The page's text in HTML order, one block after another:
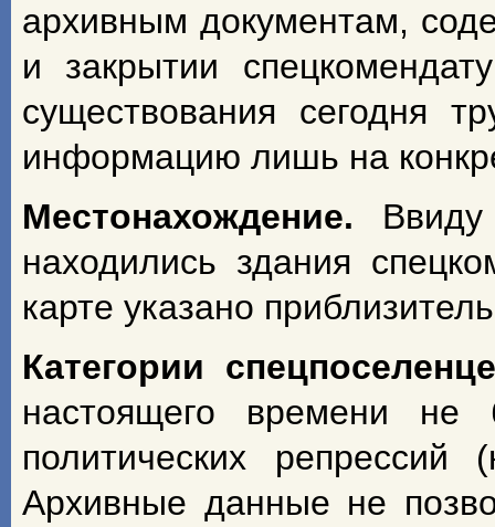
архивным документам,
и закрытии
существования сегодня
информацию лишь на
Местонахождение.
находились здания
карте указано
Категории
настоящего времени не
политических
Архивные данные не